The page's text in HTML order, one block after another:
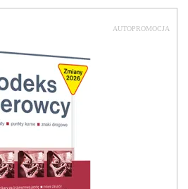
AUTOPROMOCJA